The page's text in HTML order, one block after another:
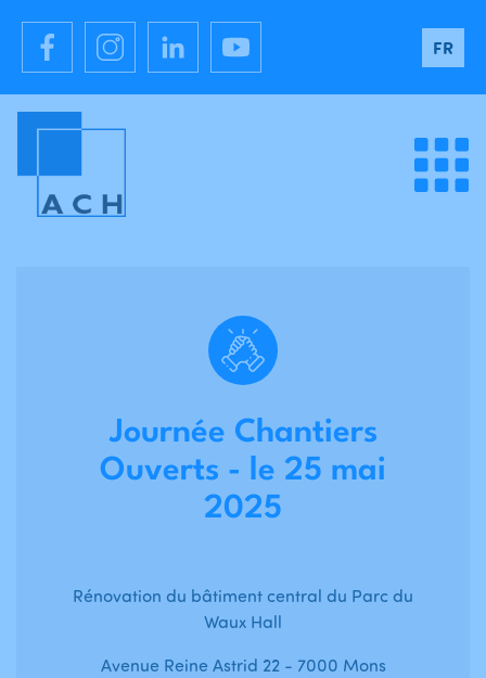
FR
Journée Chantiers
Ouverts - le 25 mai
2025
Rénovation du bâtiment central du Parc du
Waux Hall
Avenue Reine Astrid 22 - 7000 Mons